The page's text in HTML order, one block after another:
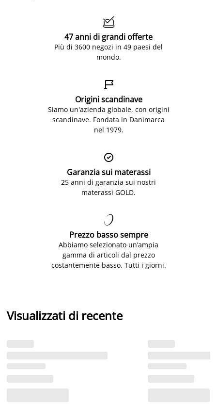

47 anni di grandi offerte
Più di 3600 negozi in 49 paesi del
mondo.

Origini scandinave
Siamo un'azienda globale, con origini
scandinave. Fondata in Danimarca
nel 1979.

Garanzia sui materassi
25 anni di garanzia sui nostri
materassi GOLD.

Prezzo basso sempre
Abbiamo selezionato un’ampia
gamma di articoli dal prezzo
costantemente basso. Tutti i giorni.
Visualizzati di recente